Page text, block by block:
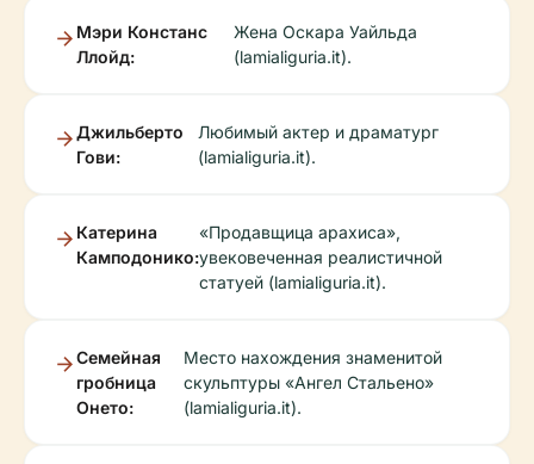
Мэри Констанс
Ллойд:
Жена Оскара Уайльда
(lamialiguria.it).
Джильберто
Гови:
Любимый актер и драматург
(lamialiguria.it).
Катерина
Камподонико:
«Продавщица арахиса»,
увековеченная реалистичной
статуей (lamialiguria.it).
Семейная
гробница
Онето:
Место нахождения знаменитой
скульптуры «Ангел Стальено»
(lamialiguria.it).